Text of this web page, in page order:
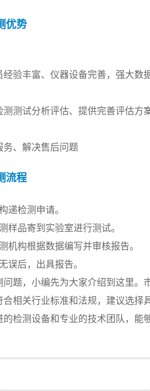
优势
验丰富、仪器设备完善，强大数
测测试分析评估、提供完善评估方
、解决售后问题
流程
递检测申请。
样品寄到实验室进行测试。
机构根据数据编写并审核报告。
误后，出具报告。
题，小编先为大家介绍到这里
相关行业标准和法规，建议选择
检测设备和专业的技术团队，能